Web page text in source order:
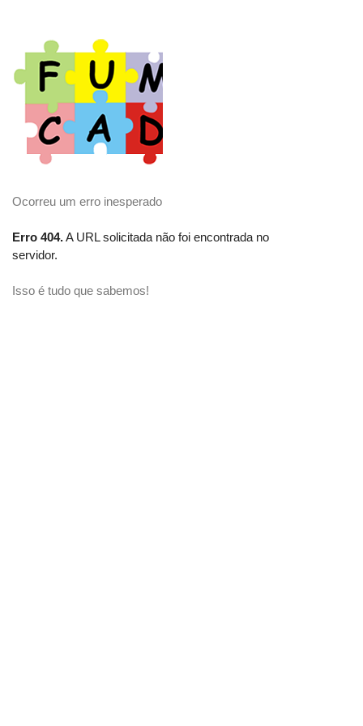
Ocorreu um erro inesperado
Erro 404.A URL solicitada não foi encontrada no
servidor.
Isso é tudo que sabemos!